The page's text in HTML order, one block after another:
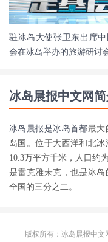
驻冰岛大使张卫东出席中
会在冰岛举办的旅游研讨
冰岛晨报中文网
冰岛晨报是冰岛首都最大
岛国。位于大西洋和北
10.3万平方千米，人口约
是雷克雅未克，也是冰
全国的三分之二。
版权所有：冰岛晨报中文